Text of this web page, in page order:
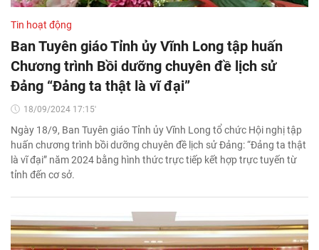
Tin hoạt động
Ban Tuyên giáo Tỉnh ủy Vĩnh Long tập huấn
Chương trình Bồi dưỡng chuyên đề lịch sử
Đảng “Đảng ta thật là vĩ đại”
18/09/2024 17:15'
Ngày 18/9, Ban Tuyên giáo Tỉnh ủy Vĩnh Long tổ chức Hội nghị tập
huấn chương trình bồi dưỡng chuyên đề lịch sử Đảng: “Đảng ta thật
là vĩ đại” năm 2024 bằng hình thức trực tiếp kết hợp trực tuyến từ
tỉnh đến cơ sở.